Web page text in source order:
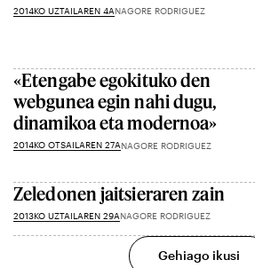
2014KO UZTAILAREN 4ANAGORE RODRIGUEZ
«Etengabe egokituko den
webgunea egin nahi dugu,
dinamikoa eta modernoa»
2014KO OTSAILAREN 27ANAGORE RODRIGUEZ
Zeledonen jaitsieraren zain
2013KO UZTAILAREN 29ANAGORE RODRIGUEZ
Gehiago ikusi